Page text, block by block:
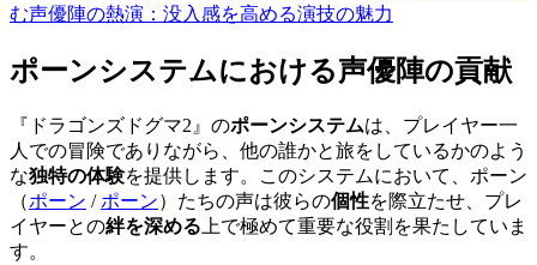
む声優陣の熱演：没入感を高める演技の魅力
ポーンシステムにおける声優陣の貢献
『ドラゴンズドグマ2』のポーンシステムは、プレイヤー一
人での冒険でありながら、他の誰かと旅をしているかのよう
な独特の体験を提供します。このシステムにおいて、 ポーン
（ポーン / ポーン） たちの声は彼らの個性を際立たせ、プレ
イヤーとの絆を深める 上で極めて重要な役割を果たしていま
す。